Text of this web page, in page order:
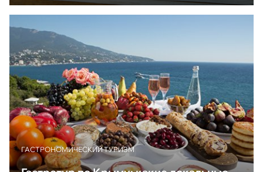
ГАСТРОНОМИЧЕСКИЙ ТУРИЗМ